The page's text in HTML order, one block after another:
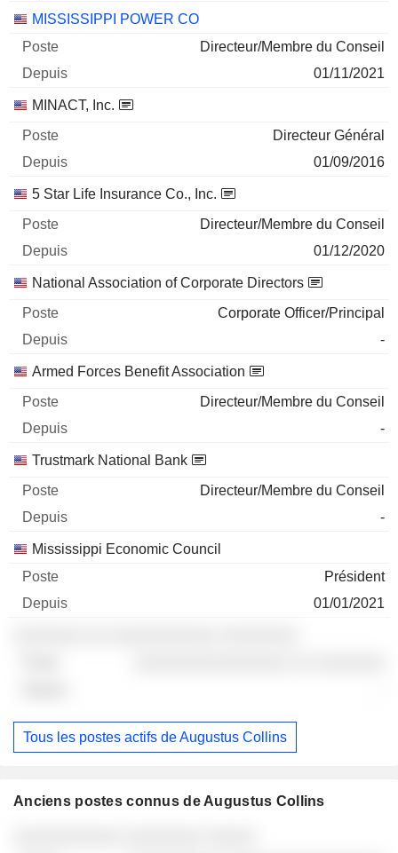
MISSISSIPPI POWER CO
Directeur/Membre du Conseil
01/11/2021
MINACT, Inc.
Directeur Général
01/09/2016
5 Star Life Insurance Co., Inc.
Directeur/Membre du Conseil
01/12/2020
National Association of Corporate Directors
Corporate Officer/Principal
-
Armed Forces Benefit Association
Directeur/Membre du Conseil
-
Trustmark National Bank
Directeur/Membre du Conseil
-
Mississippi Economic Council
Président
01/01/2021
Tous les postes actifs de Augustus Collins
Anciens postes connus de Augustus Collins